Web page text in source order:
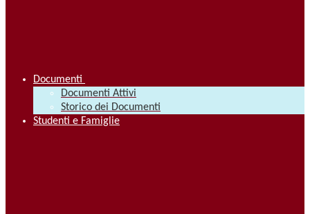
Documenti
Documenti Attivi
Storico dei Documenti
Studenti e Famiglie